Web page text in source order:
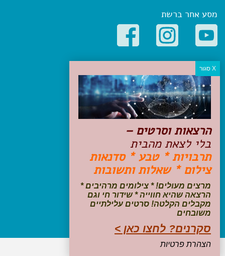
מסע אחר ברשת
קטגוריות פופולריות
יעדים
טיולים בישראל
מלונות בוטיק בישראל
טיפים והמלצות
הכנות לנסיעה
טיולי ג'יפים
טיולים עם ילדים
שייט, הפלגות, קרוזים
עקבו אחרינו בפייסבוק
הרצאות וסרטים –
בלי לצאת מהבית
תרבויות * טבע * סדנאות
צילום * שאלות ותשובות
מרצים מעולים! * צילומים מרהיבים *
הרצאה שהיא חווייה * שידור חי וגם
מקבלים הקלטה! סרטים עלילתיים
משובחים
סקרנים? לחצו כאן >
הצהרת פרטיות